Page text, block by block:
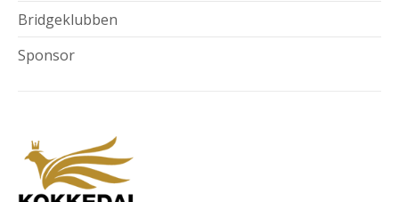
Bridgeklubben
Sponsor